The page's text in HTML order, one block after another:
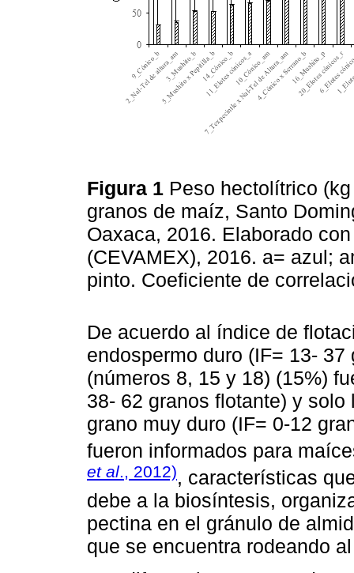
Figura 1 Peso hectolítrico
granos de maíz, Santo
Oaxaca, 2016. Elaborado
(CEVAMEX), 2016. a= azul;
pinto. Coeficiente de
De acuerdo al índice de
endospermo duro (IF= 13-
(números 8, 15 y 18) (15%)
38- 62 granos flotante) y
grano muy duro (IF= 0-12
fueron informados para
et al., 2012), características
debe a la biosíntesis,
pectina en el gránulo de
que se encuentra rodeando